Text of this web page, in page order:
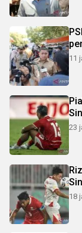
11
23
18